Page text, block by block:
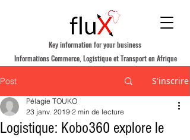
Informations Commerce, Logistique et Transport en Afrique
Key information for your business
Post S'inscrire
Logistique: Kobo360 explore le
Pélagie TOUKO
23 janv. 2019 2 min de lecture